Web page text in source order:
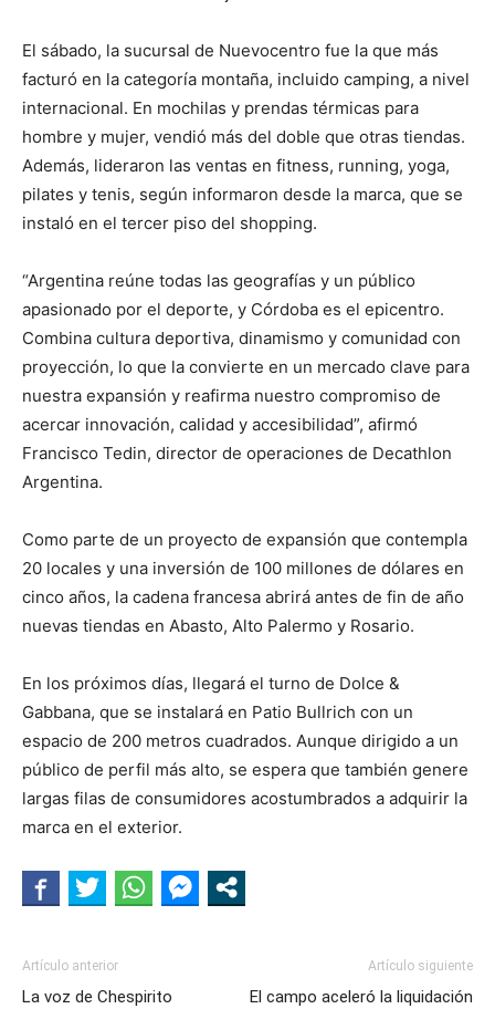
El sábado, la sucursal de Nuevocentro fue la que más
facturó en la categoría montaña, incluido camping, a nivel
internacional. En mochilas y prendas térmicas para
hombre y mujer, vendió más del doble que otras tiendas.
Además, lideraron las ventas en fitness, running, yoga,
pilates y tenis, según informaron desde la marca, que se
instaló en el tercer piso del shopping.
“Argentina reúne todas las geografías y un público
apasionado por el deporte, y Córdoba es el epicentro.
Combina cultura deportiva, dinamismo y comunidad con
proyección, lo que la convierte en un mercado clave para
nuestra expansión y reafirma nuestro compromiso de
acercar innovación, calidad y accesibilidad”, afirmó
Francisco Tedin, director de operaciones de Decathlon
Argentina.
Como parte de un proyecto de expansión que contempla
20 locales y una inversión de 100 millones de dólares en
cinco años, la cadena francesa abrirá antes de fin de año
nuevas tiendas en Abasto, Alto Palermo y Rosario.
En los próximos días, llegará el turno de Dolce &
Gabbana, que se instalará en Patio Bullrich con un
espacio de 200 metros cuadrados. Aunque dirigido a un
público de perfil más alto, se espera que también genere
largas filas de consumidores acostumbrados a adquirir la
marca en el exterior.
Artículo anterior
La voz de Chespirito
Artículo siguiente
El campo aceleró la liquidación